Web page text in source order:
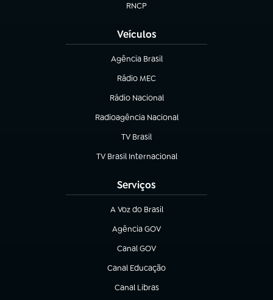
RNCP
(abre em nova aba)
Veículos
Agência Brasil
(abre em nova aba)
Rádio MEC
(abre em nova aba)
Rádio Nacional
Radioagência Nacional
(abre em nova aba)
TV Brasil
(abre em nova aba)
TV Brasil Internacional
(abre em nova aba)
Serviços
A Voz do Brasil
(abre em nova aba)
Agência GOV
(abre em nova aba)
Canal GOV
(abre em nova aba)
Canal Educação
(abre em nova aba)
Canal Libras
(abre em nova aba)